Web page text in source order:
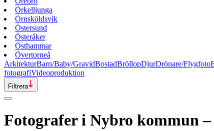
Örkelljunga
Örnsköldsvik
Östersund
Österåker
Östhammar
Övertorneå
ArkitekturBarn/Baby/GravidBostadBröllopDjurDrönare/Flygfoto
fotografiVideoproduktion
Filtrera
Fotograferi Nybro kommun